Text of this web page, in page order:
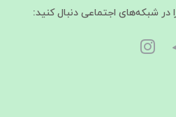
در شبکه‌های اجتماعی دنبال کنید: